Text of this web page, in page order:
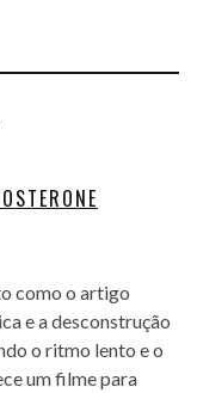
como o artigo
e a desconstrução
o ritmo lento e o
um filme para